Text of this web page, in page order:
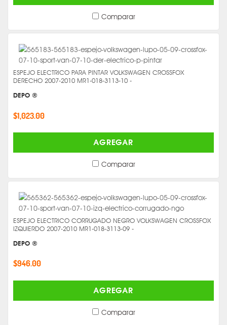
Comparar
ESPEJO ELECTRICO PARA PINTAR VOLKSWAGEN CROSSFOX
DERECHO 2007-2010 MR1-018-3113-10 -
DEPO ®
$1,023.00
AGREGAR
Comparar
ESPEJO ELECTRICO CORRUGADO NEGRO VOLKSWAGEN CROSSFOX
IZQUIERDO 2007-2010 MR1-018-3113-09 -
DEPO ®
$946.00
AGREGAR
Comparar